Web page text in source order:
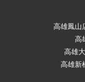
高雄鳳山
高
高雄
高雄新